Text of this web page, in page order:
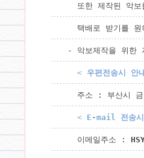
또한 제작된 악
택배로 받기를
- 악보제작을 위한
< 우편전송시 안
주소 : 부산시
< E-mail 전송
  이메일주소 :